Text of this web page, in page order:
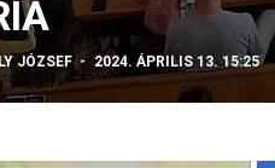
JÓZSEF 2024. ÁPRILIS 13. 15:25